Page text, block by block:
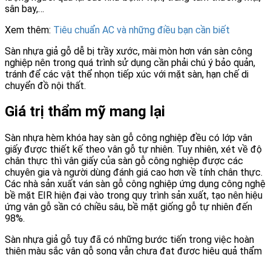
sân bay,…
Xem thêm: Tiêu chuẩn AC và những điều bạn cần biết
Sàn nhựa giả gỗ dễ bị trầy xước, mài mòn hơn ván sàn công
nghiệp nên trong quá trình sử dụng cần phải chú ý bảo quản,
tránh để các vật thể nhọn tiếp xúc với mặt sàn, hạn chế di
chuyển đồ nội thất.
Giá trị thẩm mỹ mang lại
Sàn nhựa hèm khóa hay sàn gỗ công nghiệp đều có lớp vân
giấy được thiết kế theo vân gỗ tự nhiên. Tuy nhiên, xét về độ
chân thực thì vân giấy của sàn gỗ công nghiệp được các
chuyên gia và người dùng đánh giá cao hơn về tính chân thực.
Các nhà sản xuất ván sàn gỗ công nghiệp ứng dụng công nghệ
bề mặt EIR hiện đại vào trong quy trình sản xuất, tạo nên hiệu
ứng vân gỗ sần có chiều sâu, bề mặt giống gỗ tự nhiên đến
98%.
Sàn nhựa giả gỗ tuy đã có những bước tiến trong việc hoàn
thiện màu sắc vân gỗ song vẫn chưa đạt được hiệu quả thẩm